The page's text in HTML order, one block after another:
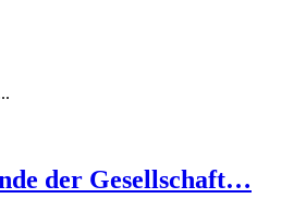
der Gesellschaft…